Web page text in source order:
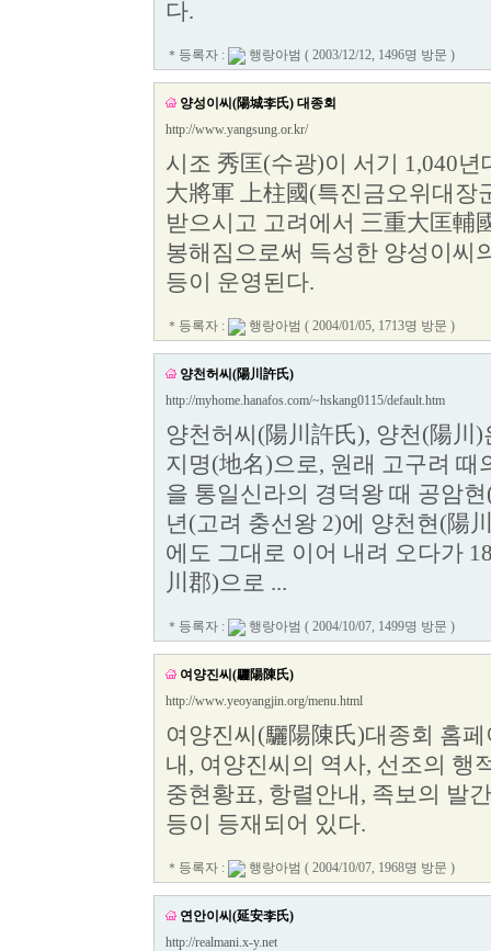
다.
＊등록자 : 행랑아범 ( 2003/12/12, 1496명 방문 )
양성이씨(陽城李氏) 대종회
http://www.yangsung.or.kr/
시조 秀匡(수광)이 서기 1,040
大將軍 上柱國(특진금오위대장
받으시고 고려에서 三重大匡輔
봉해짐으로써 득성한 양성이씨
등이 운영된다.
＊등록자 : 행랑아범 ( 2004/01/05, 1713명 방문 )
양천허씨(陽川許氏)
http://myhome.hanafos.com/~hskang0115/default.htm
양천허씨(陽川許氏), 양천(陽川
지명(地名)으로, 원래 고구려
을 통일신라의 경덕왕 때 공암
년(고려 충선왕 2)에 양천현(陽
에도 그대로 이어 내려 오다가
川郡)으로 ...
＊등록자 : 행랑아범 ( 2004/10/07, 1499명 방문 )
여양진씨(驪陽陳氏)
http://www.yeoyangjin.org/menu.html
여양진씨(驪陽陳氏)대종회 홈
내, 여양진씨의 역사, 선조의 행
중현황표, 항렬안내, 족보의 발
등이 등재되어 있다.
＊등록자 : 행랑아범 ( 2004/10/07, 1968명 방문 )
연안이씨(延安李氏)
http://realmani.x-y.net